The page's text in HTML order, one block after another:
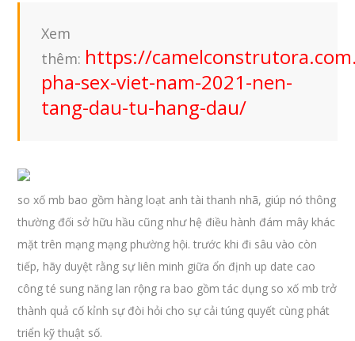
Xem
thêm: https://
pha-sex-viet-nam-2021-nen-
tang-dau-tu-hang-dau/
so xố mb bao gồm hàng loạt anh tài thanh nhã, giúp nó thông
thường đối sở hữu hầu cũng như hệ điều hành đám mây khác
mặt trên mạng mạng phường hội. trước khi đi sâu vào còn
tiếp, hãy duyệt rằng sự liên minh giữa ổn định up date cao
công té sung năng lan rộng ra bao gồm tác dụng so xố mb trở
thành quả cố kỉnh sự đòi hỏi cho sự cải túng quyết cùng phát
triển kỹ thuật số.